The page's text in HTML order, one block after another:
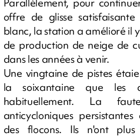
offre de glisse
blanc, la station a amélioré il
de production de neige de
dans les années à venir.
Une vingtaine de pistes
la soixantaine que les
habituellement. La
anticycloniques
des flocons. Ils n'ont